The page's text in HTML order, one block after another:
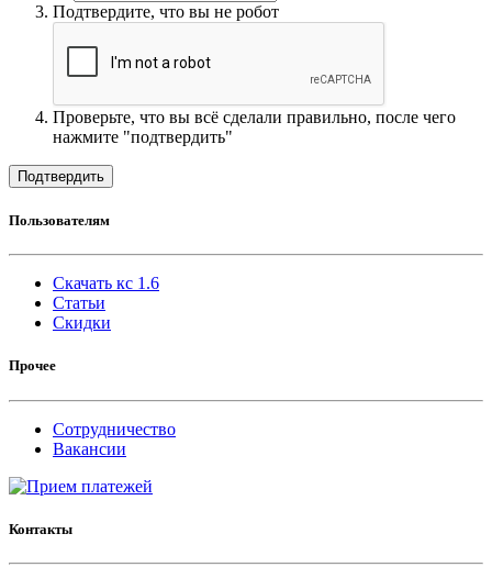
Подтвердите, что вы не робот
Проверьте, что вы всё сделали правильно, после чего
нажмите "подтвердить"
Подтвердить
Пользователям
Скачать кс 1.6
Статьи
Скидки
Прочее
Сотрудничество
Вакансии
Контакты